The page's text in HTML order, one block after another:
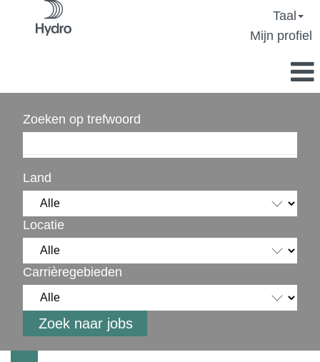
Taal
Mijn profiel
Zoeken op trefwoord
Land
Locatie
Carrièregebieden